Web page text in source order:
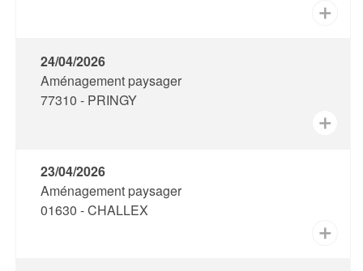
✕
24/04/2026
Aménagement paysager
77310 - PRINGY
✕
23/04/2026
Aménagement paysager
01630 - CHALLEX
✕